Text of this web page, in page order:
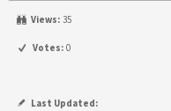
Views: 35
Votes: 0
Last Updated: